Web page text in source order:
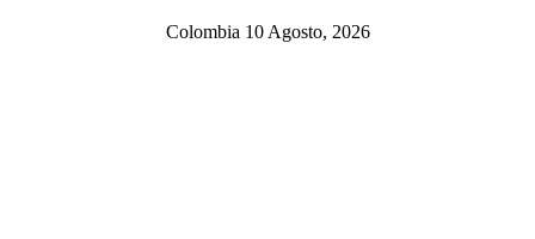
Colombia 10 Agosto, 2026